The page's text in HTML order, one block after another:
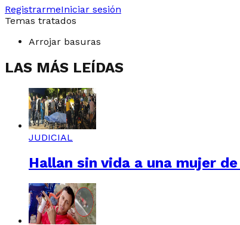
RegistrarmeIniciar sesión
Temas tratados
Arrojar basuras
LAS MÁS LEÍDAS
JUDICIAL
Hallan sin vida a una mujer